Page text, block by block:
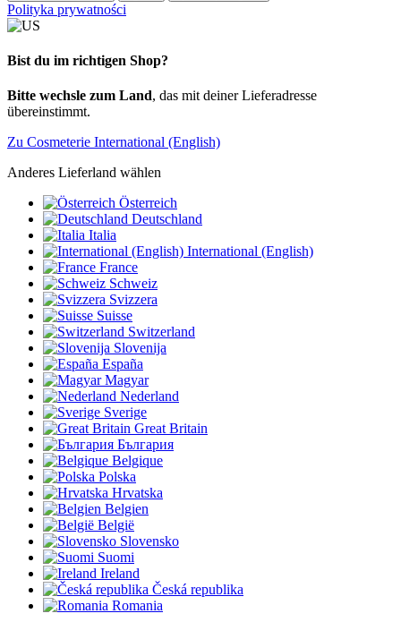
Polityka prywatności
Bist du im richtigen Shop?
Bitte wechsle zum Land, das mit deiner Lieferadresse
übereinstimmt.
Zu Cosmeterie International (English)
Anderes Lieferland wählen
Österreich
Deutschland
Italia
International (English)
France
Schweiz
Svizzera
Suisse
Switzerland
Slovenija
España
Magyar
Nederland
Sverige
Great Britain
България
Belgique
Polska
Hrvatska
Belgien
België
Slovensko
Suomi
Ireland
Česká republika
Romania